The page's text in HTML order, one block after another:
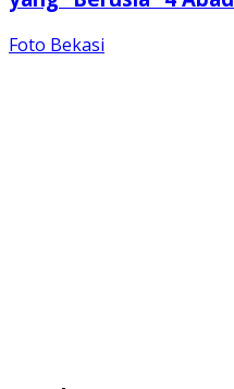
Foto Bekasi